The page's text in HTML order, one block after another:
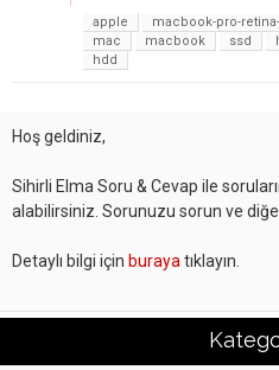
apple
macbook-pro-
mac
macbook ssd
hdd
Hoş geldiniz,
Sihirli Elma Soru & Cevap ile
alabilirsiniz. Sorunuzu sorun ve
Detaylı bilgi için buraya tıklayın.